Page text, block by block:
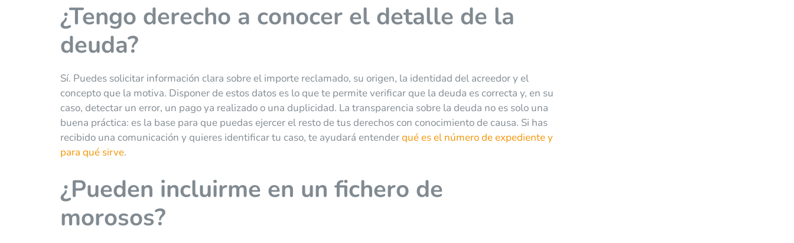
¿Tengo derecho a conocer el detalle de la
deuda?
Sí. Puedes solicitar información clara sobre el importe reclamado, su origen, la identidad del acreedor y el
concepto que la motiva. Disponer de estos datos es lo que te permite verificar que la deuda es correcta y, en su
caso, detectar un error, un pago ya realizado o una duplicidad. La transparencia sobre la deuda no es solo una
buena práctica: es la base para que puedas ejercer el resto de tus derechos con conocimiento de causa. Si has
recibido una comunicación y quieres identificar tu caso, te ayudará entenderqué es el número de expediente y
para qué sirve.
¿Pueden incluirme en un fichero de
morosos?